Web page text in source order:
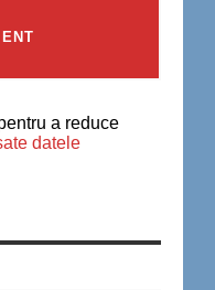
a reduce
datele